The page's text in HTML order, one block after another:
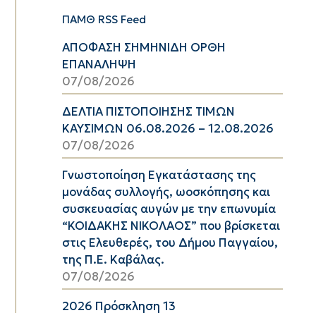
ΠΑΜΘ RSS Feed
ΑΠΟΦΑΣΗ ΣΗΜΗΝΙΔΗ ΟΡΘΗ
ΕΠΑΝΑΛΗΨΗ
07/08/2026
ΔΕΛΤΙΑ ΠΙΣΤΟΠΟΙΗΣΗΣ ΤΙΜΩΝ
ΚΑΥΣΙΜΩΝ 06.08.2026 – 12.08.2026
07/08/2026
Γνωστοποίηση Εγκατάστασης της
μονάδας συλλογής, ωοσκόπησης και
συσκευασίας αυγών με την επωνυμία
“ΚΟΙΔΑΚΗΣ ΝΙΚΟΛΑΟΣ” που βρίσκεται
στις Ελευθερές, του Δήμου Παγγαίου,
της Π.Ε. Καβάλας.
07/08/2026
2026 Πρόσκληση 13